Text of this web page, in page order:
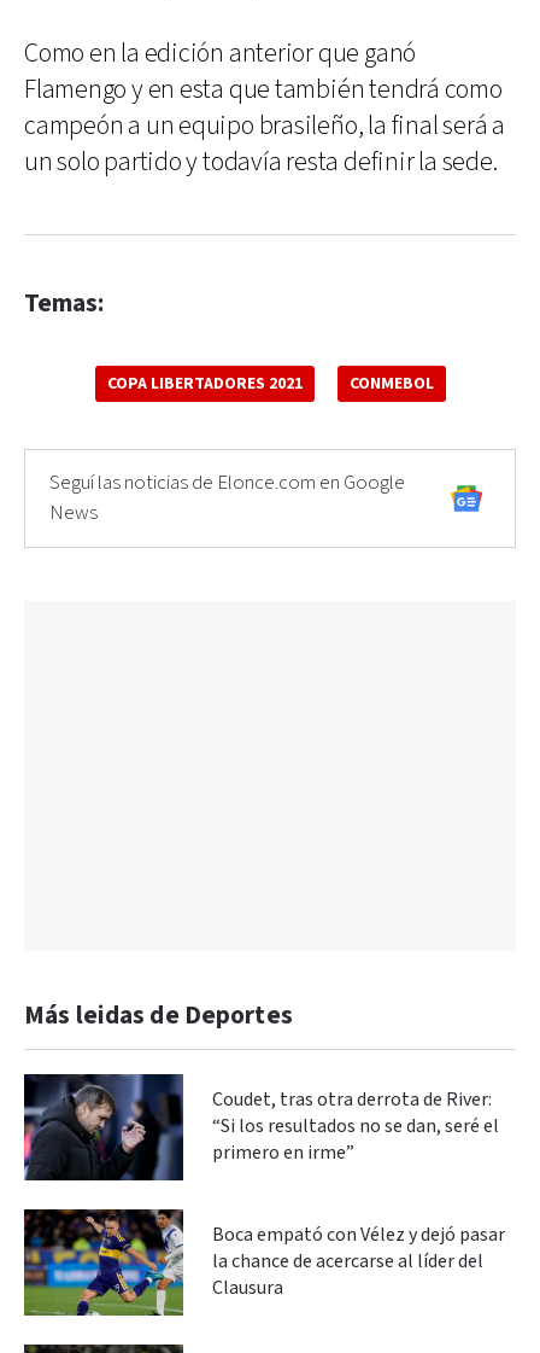
Como en la edición anterior que ganó
Flamengo y en esta que también tendrá como
campeón a un equipo brasileño, la final será a
un solo partido y todavía resta definir la sede.
Temas:
COPA LIBERTADORES 2021 CONMEBOL
Seguí las noticias de Elonce.com en Google
News
Más leidas de Deportes
Coudet, tras otra derrota de River:
“Si los resultados no se dan, seré el
primero en irme”
Boca empató con Vélez y dejó pasar
la chance de acercarse al líder del
Clausura